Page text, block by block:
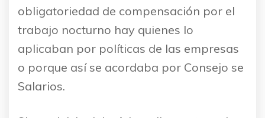
obligatoriedad de compensación por el
trabajo nocturno hay quienes lo
aplicaban por políticas de las empresas
o porque así se acordaba por Consejo se
Salarios.